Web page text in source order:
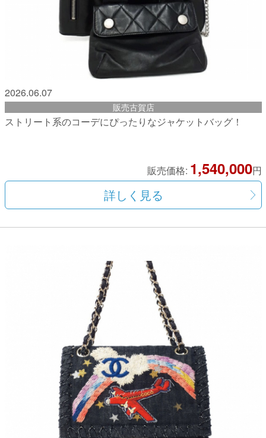
2026.06.07
販売古賀店
ストリート系のコーデにぴったりなジャケットバッグ！
販売価格: 1,540,000円
詳しく見る